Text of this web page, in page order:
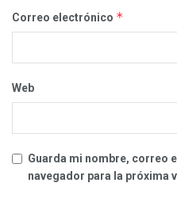
Correo electrónico *
Web
Guarda mi nombre, correo
navegador para la próxima